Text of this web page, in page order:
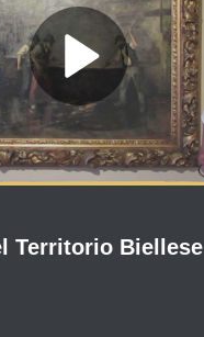
Territorio Biellese